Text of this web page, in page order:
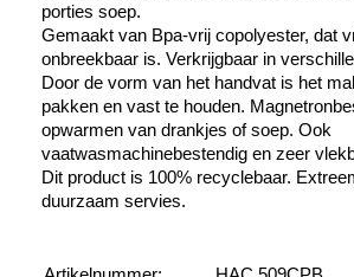
porties soep.
Gemaakt van Bpa-vrij copolyester, dat
onbreekbaar is. Verkrijgbaar in
Door de vorm van het handvat is het
pakken en vast te houden.
opwarmen van drankjes of soep. Ook
vaatwasmachinebestendig en zeer
Dit product is 100% recyclebaar.
duurzaam servies.